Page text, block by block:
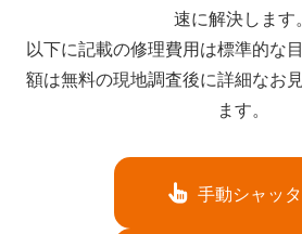
速に解決します。
以下に記載の修理費用は標準的な
額は無料の現地調査後に詳細なお
ます。
手動シャッ